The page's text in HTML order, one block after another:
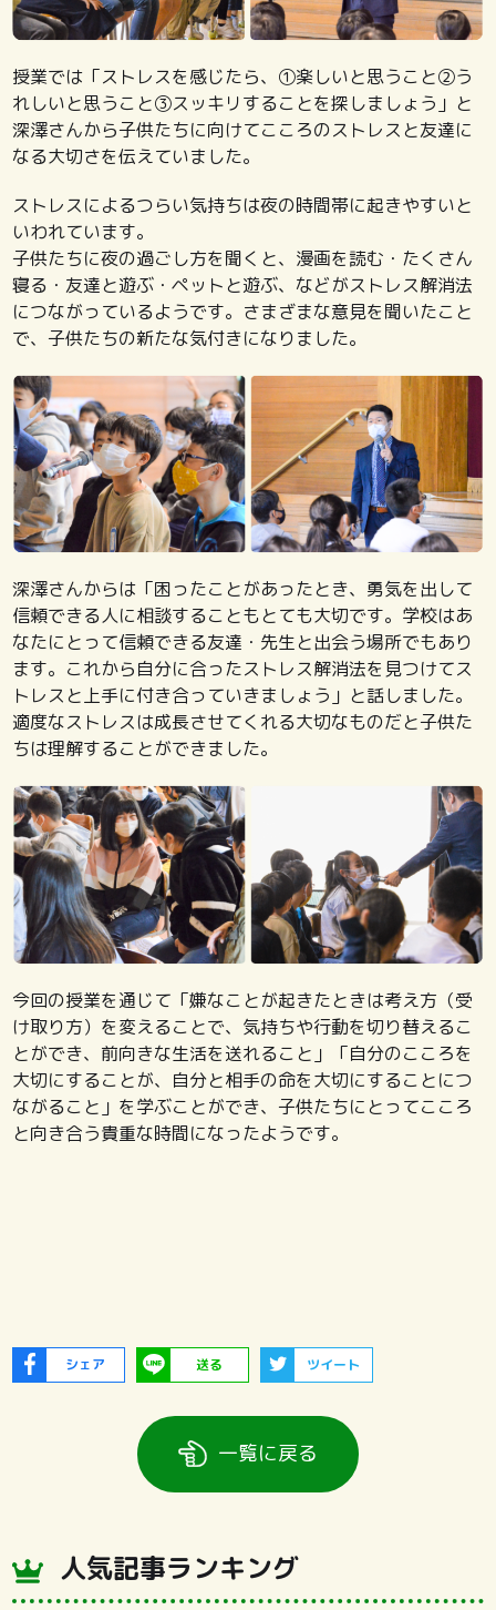
授業では「ストレスを感じたら、①楽しいと思うこと②う
れしいと思うこと③スッキリすることを探しましょう」と
深澤さんから子供たちに向けてこころのストレスと友達に
なる大切さを伝えていました。
ストレスによるつらい気持ちは夜の時間帯に起きやすいと
いわれています。
子供たちに夜の過ごし方を聞くと、漫画を読む・たくさん
寝る・友達と遊ぶ・ペットと遊ぶ、などがストレス解消法
につながっているようです。さまざまな意見を聞いたこと
で、子供たちの新たな気付きになりました。
深澤さんからは「困ったことがあったとき、勇気を出して
信頼できる人に相談することもとても大切です。学校はあ
なたにとって信頼できる友達・先生と出会う場所でもあり
ます。これから自分に合ったストレス解消法を見つけてス
トレスと上手に付き合っていきましょう」と話しました。
適度なストレスは成長させてくれる大切なものだと子供た
ちは理解することができました。
今回の授業を通じて「嫌なことが起きたときは考え方（受
け取り方）を変えることで、気持ちや行動を切り替えるこ
とができ、前向きな生活を送れること」「自分のこころを
大切にすることが、自分と相手の命を大切にすることにつ
ながること」を学ぶことができ、子供たちにとってこころ
と向き合う貴重な時間になったようです。
シェア 送る ツイート
一覧に戻る
人気記事ランキング